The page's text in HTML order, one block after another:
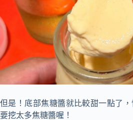
但是！底部焦糖醬就比較甜一點了
要挖太多焦糖醬喔！